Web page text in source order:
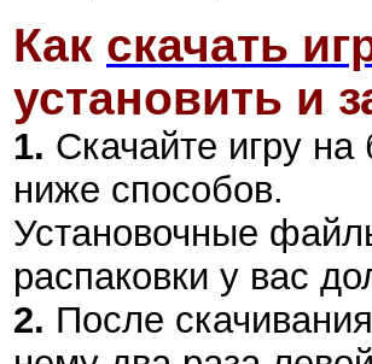
Как скачать
установить и
1. Скачайте игру
ниже способов.
Установочные
распаковки у вас
2. После